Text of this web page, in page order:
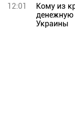
12:01
Кому из
Украины